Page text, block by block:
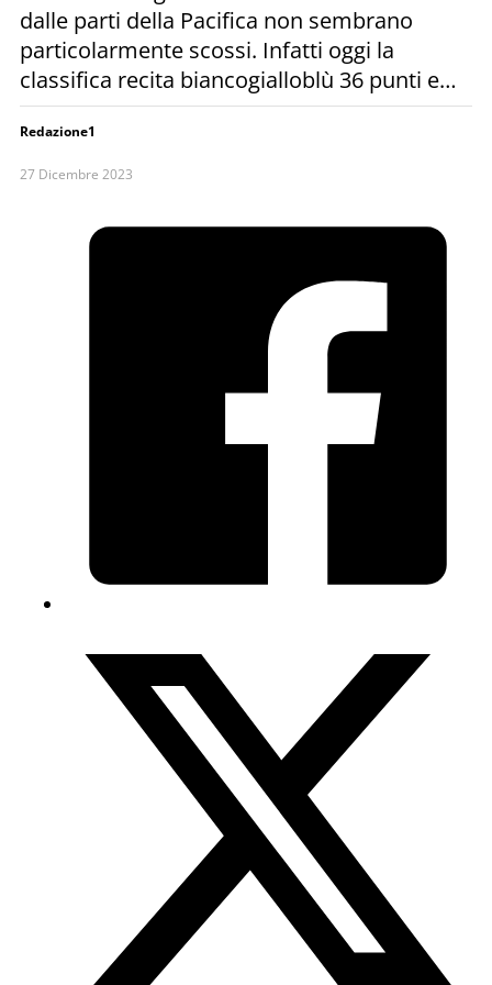
dalle parti della Pacifica non sembrano
particolarmente scossi. Infatti oggi la
classifica recita biancogialloblù 36 punti e…
Redazione1
27 Dicembre 2023